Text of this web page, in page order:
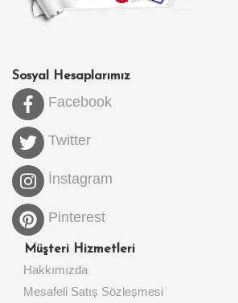
Sosyal Hesaplarımız
Facebook
Twitter
İnstagram
Pinterest
Müşteri Hizmetleri
Hakkımızda
Mesafeli Satış Sözleşmesi